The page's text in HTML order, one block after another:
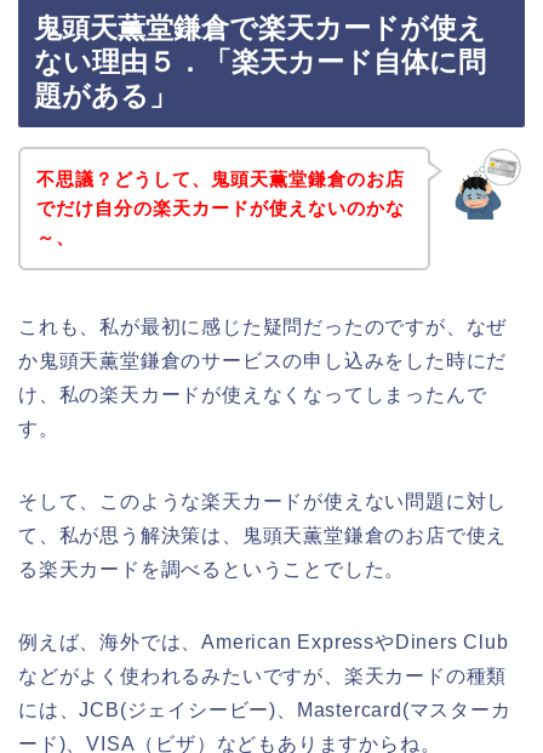
鬼頭天薫堂鎌倉で楽天カードが使え
ない理由５．「楽天カード自体に問
題がある」
不思議？どうして、鬼頭天薫堂鎌倉のお店
でだけ自分の楽天カードが使えないのかな
～、
これも、私が最初に感じた疑問だったのですが、なぜ
か鬼頭天薫堂鎌倉のサービスの申し込みをした時にだ
け、私の楽天カードが使えなくなってしまったんで
す。
そして、このような楽天カードが使えない問題に対し
て、私が思う解決策は、鬼頭天薫堂鎌倉のお店で使え
る楽天カードを調べるということでした。
例えば、海外では、American ExpressやDiners Club
などがよく使われるみたいですが、楽天カードの種類
には、JCB(ジェイシービー)、Mastercard(マスターカ
ード)、VISA（ビザ）などもありますからね。